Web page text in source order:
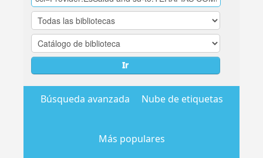
Ir
Búsqueda avanzada Nube de etiquetas
Más populares